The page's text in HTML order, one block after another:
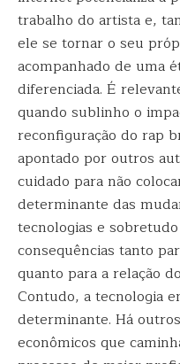
trabalho do artista e,
ele se tornar o seu
acompanhado de uma
diferenciada. É
quando sublinho o
reconfiguração do rap
apontado por outros
cuidado para não
determinante das
tecnologias e
consequências tanto
quanto para a relação
Contudo, a tecnologia
determinante. Há
econômicos que